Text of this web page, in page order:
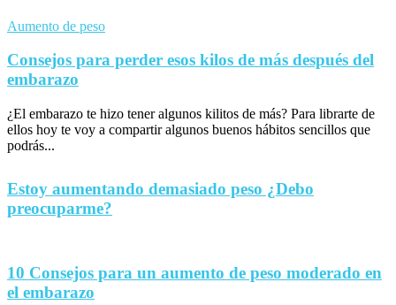
Aumento de peso
Consejos para perder esos kilos de más después del
embarazo
¿El embarazo te hizo tener algunos kilitos de más? Para librarte de
ellos hoy te voy a compartir algunos buenos hábitos sencillos que
podrás...
Estoy aumentando demasiado peso ¿Debo
preocuparme?
10 Consejos para un aumento de peso moderado en
el embarazo